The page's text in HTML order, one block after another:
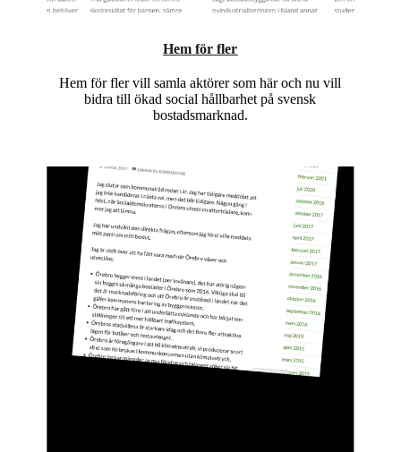
Hem för fler
Hem för fler vill samla aktörer som här och nu vill
bidra till ökad social hållbarhet på svensk
bostadsmarknad.